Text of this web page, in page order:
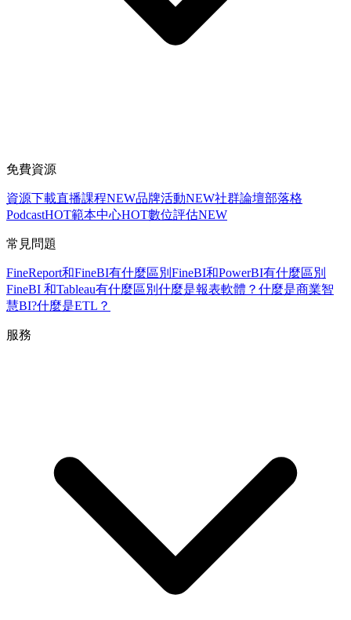
免費資源
資源下載直播課程NEW品牌活動NEW社群論壇部落格
PodcastHOT範本中心HOT數位評估NEW
常見問題
FineReport和FineBI有什麼區別 FineBI和PowerBI有什麼區別
FineBI 和Tableau有什麼區別 什麼是報表軟體？ 什麼是商業智
慧BI?什麼是ETL？
服務